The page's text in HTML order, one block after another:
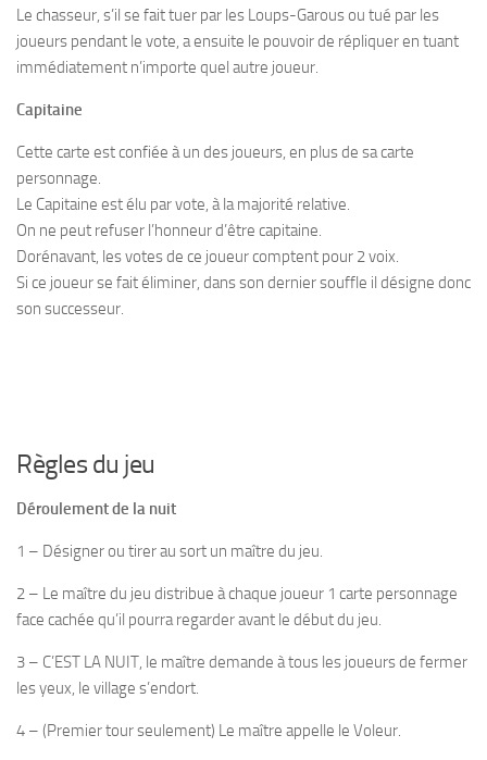
Le chasseur, s’il se fait tuer par les Loups-Garous ou tué par les
joueurs pendant le vote, a ensuite le pouvoir de répliquer en tuant
immédiatement n’importe quel autre joueur.
Capitaine
Cette carte est confiée à un des joueurs, en plus de sa carte
personnage.
Le Capitaine est élu par vote, à la majorité relative.
On ne peut refuser l’honneur d’être capitaine.
Dorénavant, les votes de ce joueur comptent pour 2 voix.
Si ce joueur se fait éliminer, dans son dernier souffle il désigne donc
son successeur.
Règles du jeu
Déroulement de la nuit
1 – Désigner ou tirer au sort un maître du jeu.
2 – Le maître du jeu distribue à chaque joueur 1 carte personnage
face cachée qu’il pourra regarder avant le début du jeu.
3 – C’EST LA NUIT, le maître demande à tous les joueurs de fermer
les yeux, le village s’endort.
4 – (Premier tour seulement) Le maître appelle le Voleur.